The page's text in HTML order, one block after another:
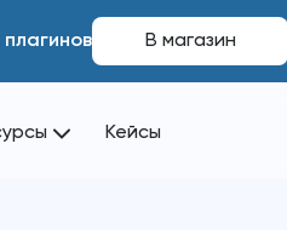
В магазин
Кейсы